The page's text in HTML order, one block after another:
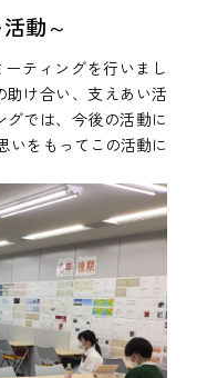
動～
ティングを行いまし
け合い、支えあい活
では、今後の活動に
いをもってこの活動に